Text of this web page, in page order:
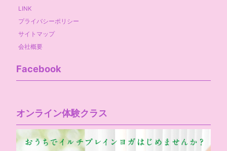
LINK
プライバシーポリシー
サイトマップ
会社概要
Facebook
オンライン体験クラス